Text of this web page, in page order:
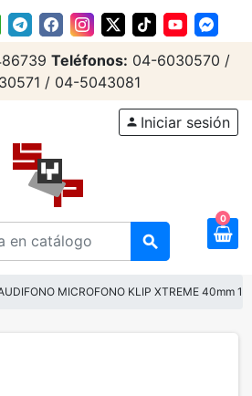
Teléfonos: 04-6030570 /
/ 04-5043081
search
person Iniciar sesión
0
MICROFONO KLIP XTREME 40mm 1